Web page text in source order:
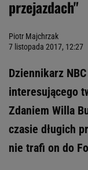
przejazdach"
Piotr Majchrzak
7 listopada 2017, 12:27
Dziennikarz
interesującego
Zdaniem Willa
czasie długich
nie trafi on do